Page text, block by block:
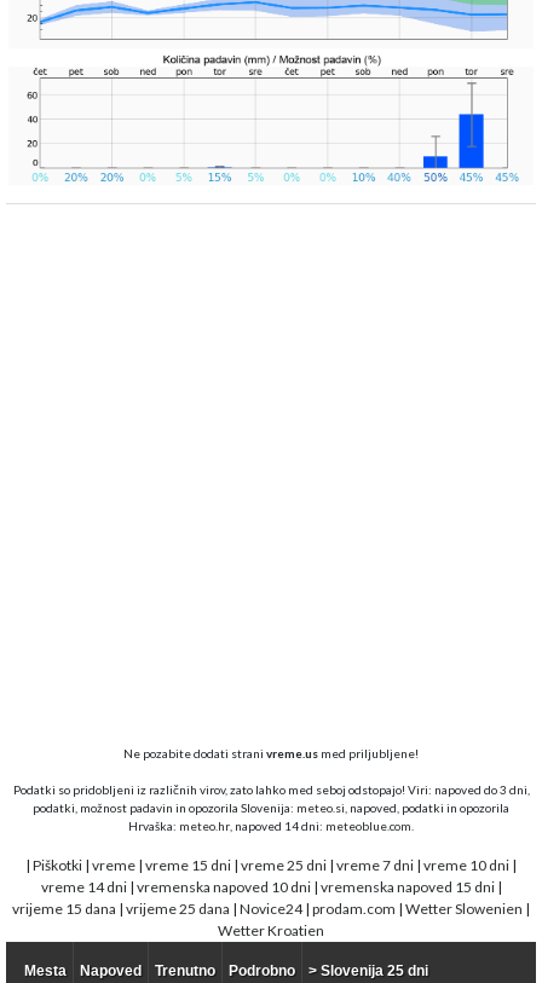
Ne pozabite dodati strani vreme.us med priljubljene!
Podatki so pridobljeni iz različnih virov, zato lahko med seboj odstopajo! Viri: napoved do 3 dni,
podatki, možnost padavin in opozorila Slovenija: meteo.si, napoved, podatki in opozorila
Hrvaška: meteo.hr , napoved 14 dni: meteoblue.com
| Piškotki | vreme | vreme 15 dni | vreme 25 dni | vreme 7 dni | vreme 10 dni |
vreme 14 dni| vremenska napoved 10 dni| vremenska napoved 15 dni|
vrijeme 15 dana | vrijeme 25 dana | Novice24| prodam.com | Wetter Slowenien |
Wetter Kroatien
Mesta Napoved Trenutno Podrobno > Slovenija 25 dni